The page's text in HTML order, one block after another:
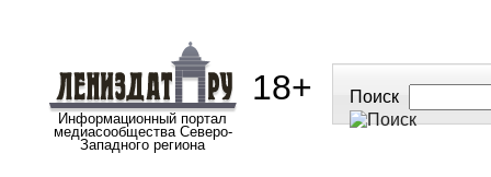
Информационный портал
медиасообщества Северо-
Западного региона
18+ Поиск